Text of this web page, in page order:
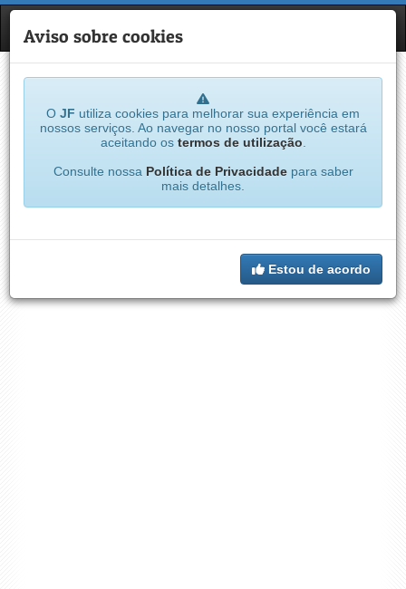
JF
Aviso sobre cookies
O JF utiliza cookies para melhorar sua experiência em
nossos serviços. Ao navegar no nosso portal você estará
aceitando os termos de utilização
Consulte nossa Política de Privacidadepara saber
mais detalhes.
Estou de acordo